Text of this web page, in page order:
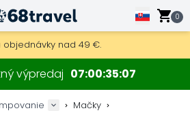
0
objednávky nad 49 €.
dní na drevené mapy a dekorácie.
vybavenie a doplnky.
výpredaj 07003507
Mačky